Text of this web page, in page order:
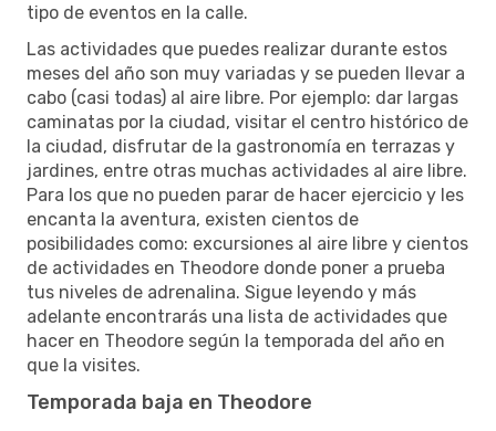
tipo de eventos en la calle.
Las actividades que puedes realizar durante estos
meses del año son muy variadas y se pueden llevar a
cabo (casi todas) al aire libre. Por ejemplo: dar largas
caminatas por la ciudad, visitar el centro histórico de
la ciudad, disfrutar de la gastronomía en terrazas y
jardines, entre otras muchas actividades al aire libre.
Para los que no pueden parar de hacer ejercicio y les
encanta la aventura, existen cientos de
posibilidades como: excursiones al aire libre y cientos
de actividades en Theodore donde poner a prueba
tus niveles de adrenalina. Sigue leyendo y más
adelante encontrarás una lista de actividades que
hacer en Theodore según la temporada del año en
que la visites.
Temporada baja en Theodore